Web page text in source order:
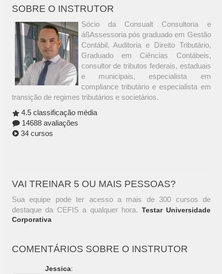
SOBRE O INSTRUTOR
Sócio da Consualt Consultoria e
áßAssessoria pós graduado em Gestão
Contábil, Auditoria e Direito Tributário,
Graduado em Ciências Contábeis,
consultor de tributos federais, estaduais
e municipais, especialista em
compliance tributário e especialista em
transição de regimes tributários e societários.
4.5 classificação média
14688 avaliações
34 cursos
VAI TREINAR 5 OU MAIS PESSOAS?
Sua equipe pode ter acesso a mais de 300 cursos de
destaque da CEFIS a qualquer hora. Testar Universidade
Corporativa
COMENTÁRIOS SOBRE O INSTRUTOR
Jessica: